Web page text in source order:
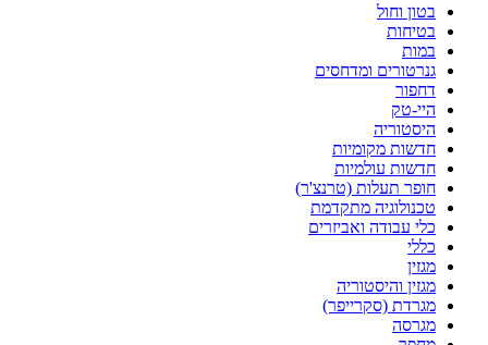
בטון וחול
בטיחות
במות
גנרטורים ומדחסים
דחפור
היי-טק
היסטוריה
חדשות מקומיות
חדשות עולמיות
חופר תעלות (טרנצ'ר)
טכנולוגיה מתקדמת
כלי עבודה ואביזרים
כללי
מגזין
מגזין והיסטוריה
מגרדת (סקרייפר)
מגרסה